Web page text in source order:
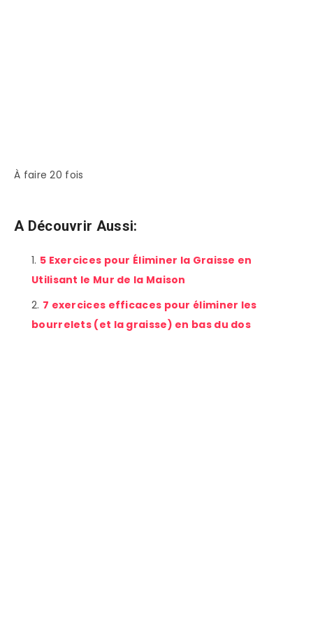
À faire 20 fois
A Découvrir Aussi:
5 Exercices pour Éliminer la Graisse en
Utilisant le Mur de la Maison
7 exercices efficaces pour éliminer les
bourrelets (et la graisse) en bas du dos